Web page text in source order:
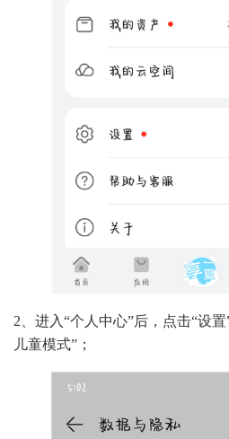
2、进入“个人中心”后，点击“设
儿童模式”；